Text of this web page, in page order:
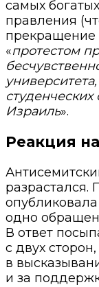
самых
правления
прекращение
«протестом
Израиль».
Реакция
разрастался.
одно
В ответ
с двух
в
и за